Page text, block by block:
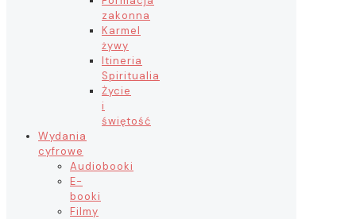
zakonna
Karmel
żywy
Itineria
Spiritualia
Życie
i
świętość
Wydania
cyfrowe
Audiobooki
E-
booki
Filmy